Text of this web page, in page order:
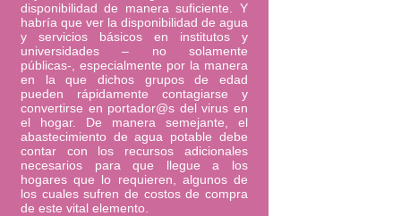
disponibilidad de manera suficiente. Y
habría que ver la disponibilidad de agua
y servicios básicos en institutos y
universidades – no solamente
públicas-, especialmente por la manera
en la que dichos grupos de edad
pueden rápidamente contagiarse y
convertirse en portador@s del virus en
el hogar. De manera semejante, el
abastecimiento de agua potable debe
contar con los recursos adicionales
necesarios para que llegue a los
hogares que lo requieren, algunos de
los cuales sufren de costos de compra
de este vital elemento.